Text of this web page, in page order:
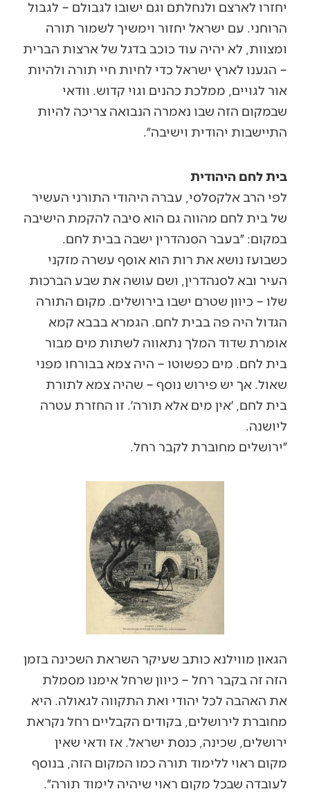
יחזרו לארצם ולנחלתם וגם ישובו לגבולם – לגבול
הרוחני. עם ישראל יחזור וימשיך לשמור תורה
ומצוות, לא יהיה עוד כוכב בדגל של ארצות הברית
– הגענו לארץ ישראל כדי לחיות חיי תורה ולהיות
אור לגויים, ממלכת כהנים וגוי קדוש. וודאי
שבמקום הזה שבו נאמרה הנבואה צריכה להיות
התיישבות יהודית וישיבה״.
בית לחם היהודית
לפי הרב אלקסלסי, עברה היהודי התורני העשיר
של בית לחם מהווה גם הוא סיבה להקמת הישיבה
במקום: ״בעבר הסנהדרין ישבה בבית לחם.
כשבועז נושא את רות הוא אוסף עשרה מזקני
העיר ובא לסנהדרין, ושם עושה את שבע הברכות
שלו – כיוון שטרם ישבו בירושלים. מקום התורה
הגדול היה פה בבית לחם. הגמרא בבבא קמא
אומרת שדוד המלך נתאווה לשתות מים מבור
בית לחם. מים כפשוטו – היה צמא בבורחו מפני
שאול. אך יש פירוש נוסף – שהיה צמא לתורת
בית לחם, ׳אין מים אלא תורה׳. זו החזרת עטרה
ליושנה.
״ירושלים מחוברת לקבר רחל.
הגאון מווילנא כותב שעיקר השראת השכינה בזמן
הזה זה בקבר רחל – כיוון שרחל אימנו מסמלת
את האהבה לכל יהודי ואת התקווה לגאולה. היא
מחוברת לירושלים, בקודים הקבליים רחל נקראת
ירושלים, שכינה, כנסת ישראל. אז ודאי שאין
מקום ראוי ללימוד תורה כמו המקום הזה, בנוסף
לעובדה שבכל מקום ראוי שיהיה לימוד תורה״.